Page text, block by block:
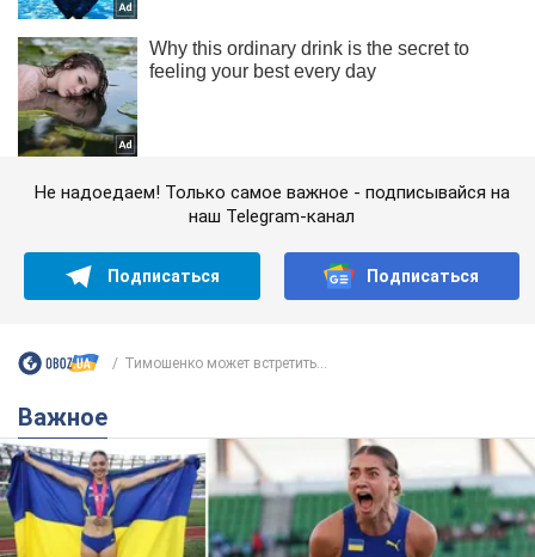
Не надоедаем! Только самое важное - подписывайся на
наш Telegram-канал
Подписаться Подписаться
Тимошенко может встретить...
Важное